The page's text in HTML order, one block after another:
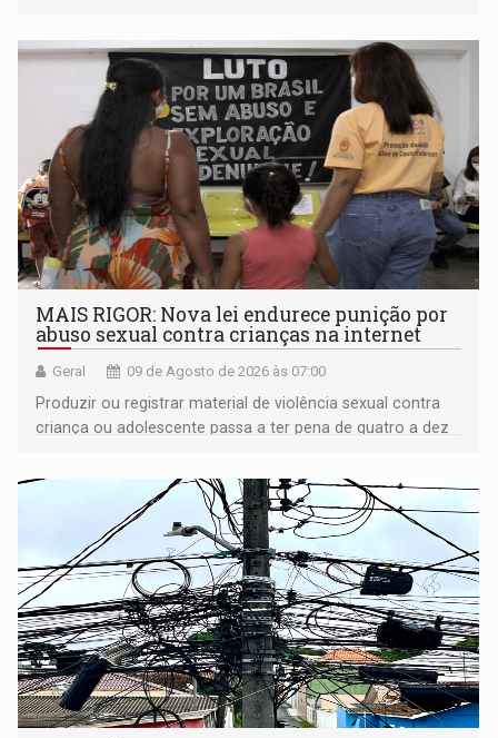
MAIS RIGOR: Nova lei endurece punição por
abuso sexual contra crianças na internet
Geral 09 de Agosto de 2026 às 07:00
Produzir ou registrar material de violência sexual contra
criança ou adolescente passa a ter pena de quatro a dez